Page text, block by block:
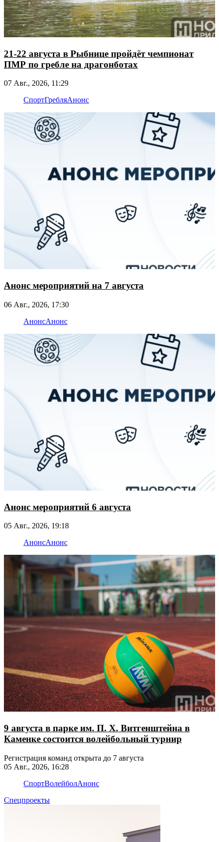
21-22 августа в Рыбнице пройдёт чемпионат
ПМР по гребле на драгонботах
07 Авг., 2026, 11:29
СпортГребляАнонс
Анонс мероприятий на 7 августа
06 Авг., 2026, 17:30
АнонсАнонс
Анонс мероприятий 6 августа
05 Авг., 2026, 19:18
АнонсАнонс
9 августа в парке им. П. Х. Витгенштейна в
Каменке состоится волейбольный турнир
Регистрация команд открыта до 7 августа
05 Авг., 2026, 16:28
СпортВолейболАнонс
Спецпроекты